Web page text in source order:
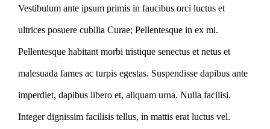
Vestibulum ante ipsum primis in faucibus orci luctus et
ultrices posuere cubilia Curae; Pellentesque in ex mi.
Pellentesque habitant morbi tristique senectus et netus et
malesuada fames ac turpis egestas. Suspendisse dapibus ante
imperdiet, dapibus libero et, aliquam urna. Nulla facilisi.
Integer dignissim facilisis tellus, in mattis erat luctus vel.